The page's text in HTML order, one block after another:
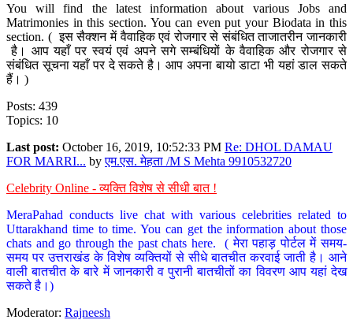
You will find the latest information about various Jobs and
Matrimonies in this section. You can even put your Biodata in this
section. ( इस सैक्शन में वैवाहिक एवं रोजगार से संबंधित ताजातरीन जानकारी
है। आप यहाँ पर स्वयं एवं अपने सगे सम्बंधियों के वैवाहिक और रोजगार से
संबंधित सूचना यहाँ पर दे सकते है। आप अपना बायो डाटा भी यहां डाल सकते
हैं। )
Posts: 439
Topics: 10
Last post: October 16, 2019, 10:52:33 PM Re: DHOL DAMAU
FOR MARRI... byएम.एस. मेहता /M S Mehta 9910532720
Celebrity Online - व्यक्ति विशेष से सीधी बात !
MeraPahad conducts live chat with various celebrities related to
Uttarakhand time to time. You can get the information about those
chats and go through the past chats here. ( मेरा पहाड़ पोर्टल में समय-
समय पर उत्तराखंड के विशेष व्यक्तियों से सीधे बातचीत करवाई जाती है। आने
वाली बातचीत के बारे में जानकारी व पुरानी बातचीतों का विवरण आप यहां देख
सकते है।)
Moderator: Rajneesh